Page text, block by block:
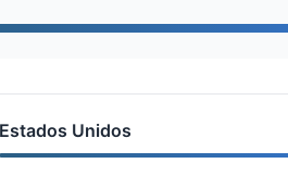
Estados Unidos